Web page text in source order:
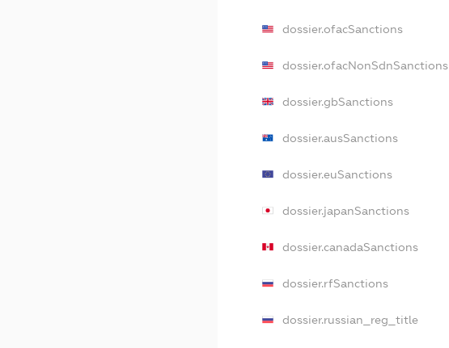
dossier.ofacSanctions
dossier.ofacNonSdnSanctions
dossier.gbSanctions
dossier.ausSanctions
dossier.euSanctions
dossier.japanSanctions
dossier.canadaSanctions
dossier.rfSanctions
dossier.russian_reg_title